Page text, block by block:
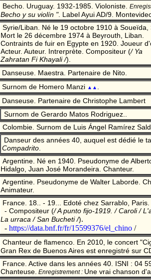
Becho. Uruguay. 1932-1985. Violoniste.
Becho y su violín ". Label Ayui AD/9.
Syrie/Liban. Né le 19 octobre 1910 à Soueïda,
Mort le 26 décembre 1974 à Beyrouth, Liban.
Contraints de fuir en Egypte en 1920. Joueur
Acteur. Auteur. Intrerprète. Compositeur (/ Ya
Zahratan Fi Khayali/)
Danseuse. Maestra . Partenaire de Nito
Surnom de Homero Manzi ▲▲
Danseuse. Partenaire de Christophe Lambert
Surnom de Gerardo Matos Rodriguez.
Colombie. Surnom de Luis Ángel Ramírez
Danseur des années 40, auquel est dédié le
Compadrito
Argentine. Né en 1940. Pseudonyme de
Hidalgo, Juan José Morandeira. Chanteur.
Argentine. Pseudonyme de Walter Laborde.
Animateur.
France. 18.. - 19... Edoté chez Sarrablo, Paris.
- Compositeur (/ A punto fijo-1919. / Caroli /
La urraca / San Bucheti/).
- https://data.bnf.fr/fr/15599376/el_chino /
Chanteur de flamenco. En 2010, le concert
Gran Rex de Buenos Aires est enregistré sur
France. Active dans les années 40. ISNI : 04
Chanteuse. Enregistrement: Une vrai chanson